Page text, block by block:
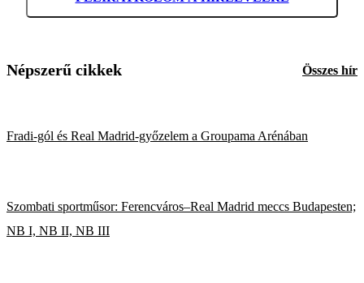
Népszerű cikkek Összes hír
Fradi-gól és Real Madrid-győzelem a Groupama Arénában
Szombati sportműsor: Ferencváros–Real Madrid meccs Budapesten;
NB I, NB II, NB III